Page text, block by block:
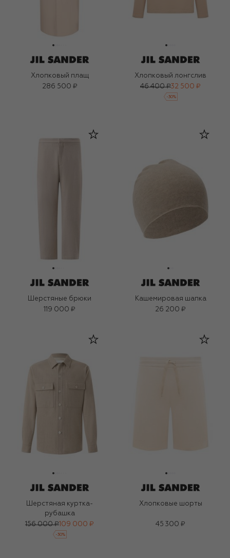
Хлопковый плащ
286 500 ₽
Хлопковый лонгслив
46 400 ₽32 500 ₽
-30%
Шерстяные брюки
119 000 ₽
Кашемировая шапка
26 200 ₽
Шерстяная куртка-
рубашка
156 000 ₽ 109 000 ₽
-30%
Хлопковые шорты
45 300 ₽